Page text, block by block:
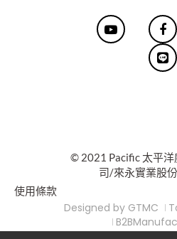
© 2021 Pacific 太平洋
司/來永實業股
Designed by GTMC
Market-Prospects
使用條款